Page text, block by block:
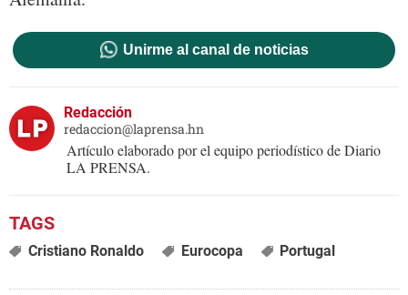
Unirme al canal de noticias
Redacción
redaccion@laprensa.hn
Artículo elaborado por el equipo periodístico de Diario
LA PRENSA.
Cristiano Ronaldo Eurocopa Portugal